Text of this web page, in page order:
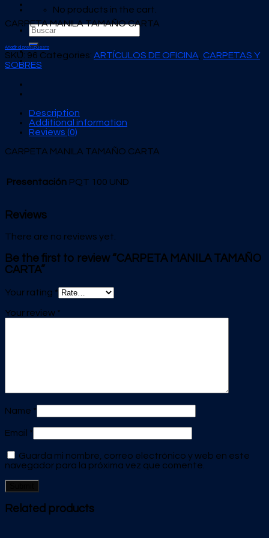
No products in the cart.
Search
for:
CARPETA MANILA TAMAÑO CARTA
Añadir al presupuesto
SKU: 96 Categories: ARTÍCULOS DE OFICINA CARPETAS Y
SOBRES
Description
Additional information
Reviews (0)
CARPETA MANILA TAMAÑO CARTA
Presentación PQT 100 UND
Reviews
There are no reviews yet.
Be the first to review “CARPETA MANILA TAMAÑO
CARTA”
Your rating *
Your review *
Name *
Email *
Guarda mi nombre, correo electrónico y web en este
navegador para la próxima vez que comente.
Related products